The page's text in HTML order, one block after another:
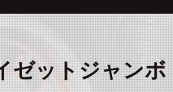
ゼットジャン